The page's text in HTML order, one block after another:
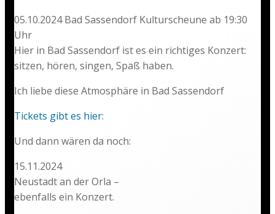
05.10.2024 Bad Sassendorf Kulturscheune ab 19:30
Uhr
Hier in Bad Sassendorf ist es ein richtiges Konzert:
sitzen, hören, singen, Spaß haben.
Ich liebe diese Atmosphäre in Bad Sassendorf
Tickets gibt es hier:
‌‌Und dann wären da noch:
15.11.2024
Neustadt an der Orla –
ebenfalls ein Konzert.